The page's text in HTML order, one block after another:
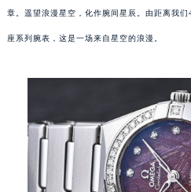
章。遥望浪漫星空，化作腕间星辰。由距离我
座系列腕表，这是一场来自星空的浪漫。